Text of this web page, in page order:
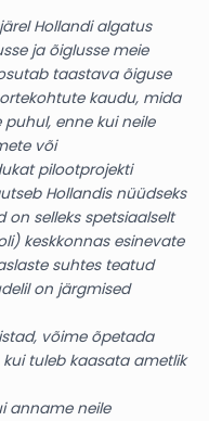
Hollandi algatus
ja õiglusse meie
taastava õiguse
kaudu, mida
enne kui neile
või
pilootprojekti
Hollandis nüüdseks
on selleks spetsiaalselt
keskkonnas esinevate
suhtes teatud
on järgmised
võime õpetada
tuleb kaasata ametlik
anname neile